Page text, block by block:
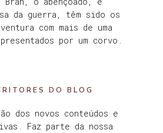
da guerra, têm sido os
com mais de uma
por um corvo.
DO BLOG
dos novos conteúdos e
Faz parte da nossa